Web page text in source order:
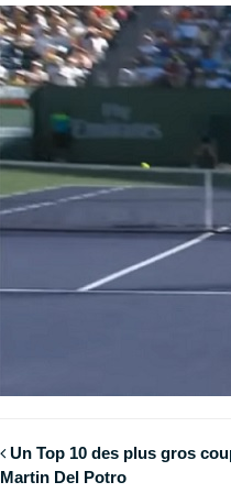
Un Top 10 des plus gros
Martin Del Potro